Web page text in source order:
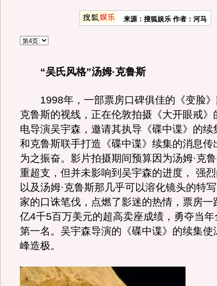
来源：搜狐娱乐 作者：河马
“吴氏风格”汤姆·克鲁斯
1998年，一部票房口碑俱佳的《变脸》
克鲁斯的视线，正在伦敦拍摄《大开眼戒》
电导演吴宇森，邀请其执导《碟中谍》的续
和克鲁斯联手打造《碟中谍》续集的消息传
为之振奋。影片拍摄期间预算因为汤姆·克
重超支，但并未影响到吴宇森的进度， 强
以及汤姆·克鲁斯那几乎可以溶化镜头的特
家的口诛笔伐，点燃了影迷的热情，票房一
亿4千5百万美元的超高卖座成绩，勇夺当
第一名。吴宇森导演的《碟中谍》的续集使
峰造极。